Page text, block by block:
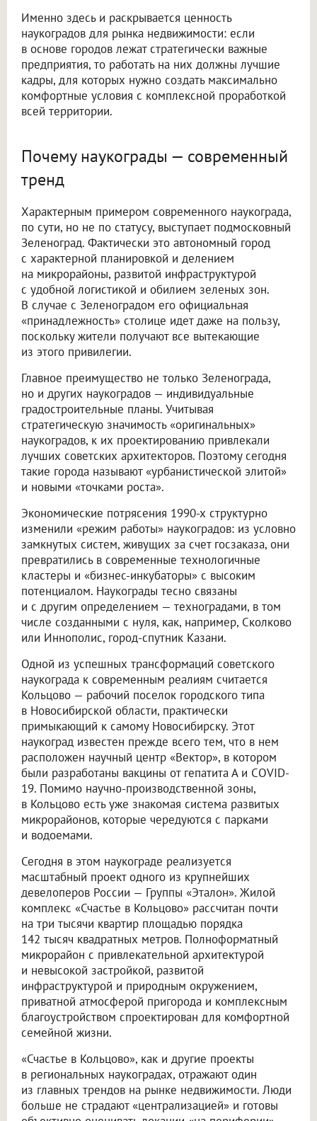
Именно здесь и раскрывается ценность
наукоградов для рынка недвижимости: если
в основе городов лежат стратегически важные
предприятия, то работать на них должны лучшие
кадры, для которых нужно создать максимально
комфортные условия с комплексной проработкой
всей территории.
Почему наукограды — современный
тренд
Характерным примером современного наукограда,
по сути, но не по статусу, выступает подмосковный
Зеленоград. Фактически это автономный город
с характерной планировкой и делением
на микрорайоны, развитой инфраструктурой
с удобной логистикой и обилием зеленых зон.
В случае с Зеленоградом его официальная
«принадлежность» столице идет даже на пользу,
поскольку жители получают все вытекающие
из этого привилегии.
Главное преимущество не только Зеленограда,
но и других наукоградов — индивидуальные
градостроительные планы. Учитывая
стратегическую значимость «оригинальных»
наукоградов, к их проектированию привлекали
лучших советских архитекторов. Поэтому сегодня
такие города называют «урбанистической элитой»
и новыми «точками роста».
Экономические потрясения 1990-х структурно
изменили «режим работы» наукоградов: из условно
замкнутых систем, живущих за счет госзаказа, они
превратились в современные технологичные
кластеры и «бизнес-инкубаторы» с высоким
потенциалом. Наукограды тесно связаны
и с другим определением — техноградами, в том
числе созданными с нуля, как, например, Сколково
или Иннополис, город-спутник Казани.
Одной из успешных трансформаций советского
наукограда к современным реалиям считается
Кольцово — рабочий поселок городского типа
в Новосибирской области, практически
примыкающий к самому Новосибирску. Этот
наукоград известен прежде всего тем, что в нем
расположен научный центр «Вектор», в котором
были разработаны вакцины от гепатита А и COVID-
19. Помимо научно-производственной зоны,
в Кольцово есть уже знакомая система развитых
микрорайонов, которые чередуются с парками
и водоемами.
Сегодня в этом наукограде реализуется
масштабный проект одного из крупнейших
девелоперов России — Группы «Эталон». Жилой
комплекс «Счастье в Кольцово» рассчитан почти
на три тысячи квартир площадью порядка
142 тысяч квадратных метров. Полноформатный
микрорайон с привлекательной архитектурой
и невысокой застройкой, развитой
инфраструктурой и природным окружением,
приватной атмосферой пригорода и комплексным
благоустройством спроектирован для комфортной
семейной жизни.
«Счастье в Кольцово», как и другие проекты
в региональных наукоградах, отражают один
из главных трендов на рынке недвижимости. Люди
больше не страдают «централизацией» и готовы